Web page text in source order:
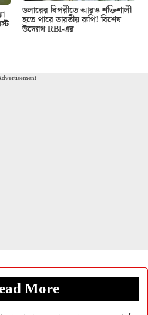
ডলারের বিপরীতে আরও শক্তিশালী
হতে পারে ভারতীয় রুপি! বিশেষ
উদ্যোগ RBI-এর
More